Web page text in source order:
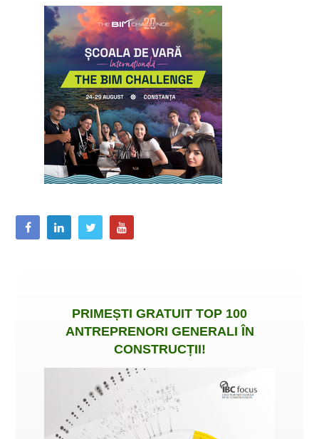
PRIMEȘTI GRATUIT TOP 100
ANTREPRENORI GENERALI ÎN
CONSTRUCȚII!